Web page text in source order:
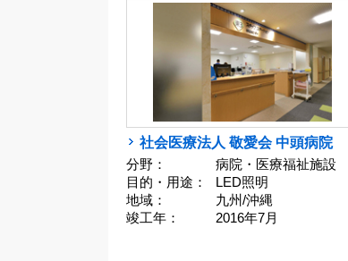
社会医療法人 敬愛会 中頭病院
分野：
病院・医療福祉施設
目的・用途：
LED照明
地域：
九州/沖縄
竣工年：
2016年7月